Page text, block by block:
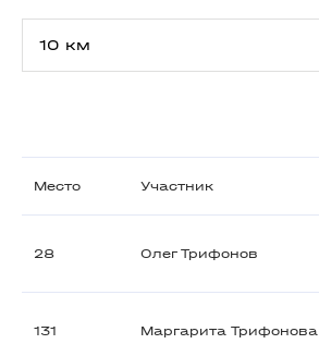
Место Участник
28 Олег Трифонов
131 Маргарита Трифонова